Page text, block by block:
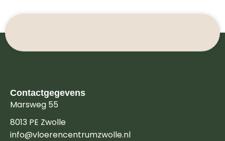
Contactgegevens
Marsweg 55
8013 PE Zwolle
info@vloerencentrumzwolle.nl